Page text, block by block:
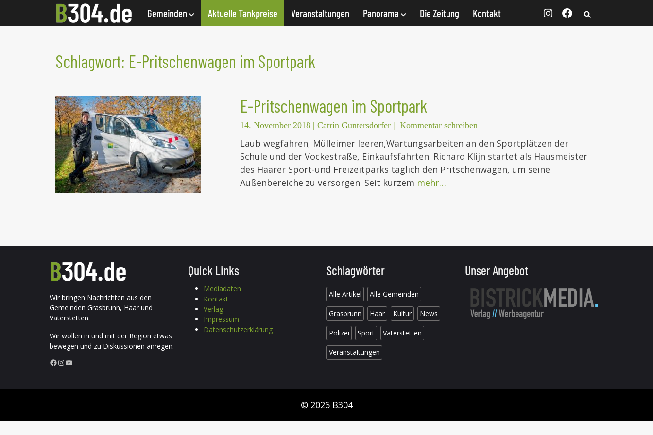
Gemeinden Aktuelle Tankpreise Veranstaltungen Panorama Die Zeitung Kontakt
Schlagwort: E-Pritschenwagen im Sportpark
E-Pritschenwagen im Sportpark
14. November 2018 | Catrin Guntersdorfer | Kommentar schreiben
Laub wegfahren, Mülleimer leeren,Wartungsarbeiten an den Sportplätzen der
Schule und der Vockestraße, Einkaufsfahrten: Richard Klijn startet als Hausmeister
des Haarer Sport-und Freizeitparks täglich den Pritschenwagen, um seine
Außenbereiche zu versorgen. Seit kurzem mehr…
Wir bringen Nachrichten aus den
Gemeinden Grasbrunn, Haar und
Vaterstetten.
Wir wollen in und mit der Region etwas
bewegen und zu Diskussionen anregen.
Facebook InstagramYouTube
Quick Links
Mediadaten
Kontakt
Verlag
Impressum
Datenschutzerklärung
Schlagwörter
Alle Artikel Alle Gemeinden
Grasbrunn Haar Kultur News
Polizei Sport Vaterstetten
Veranstaltungen
Unser Angebot
© 2026 B304